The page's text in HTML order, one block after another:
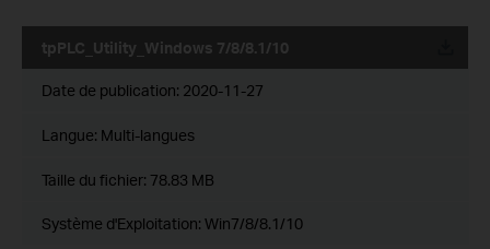
tpPLC_Utility_Windows 7/8/8.1/10
Date de publication: 2020-11-27
Langue: Multi-langues
Taille du fichier: 78.83 MB
Système d'Exploitation: Win7/8/8.1/10